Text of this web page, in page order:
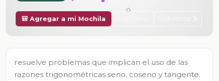
🎒 Agregar a mi Mochila
resuelve problemas que implican el uso de las
razones trigonométricas seno, coseno y tangente.